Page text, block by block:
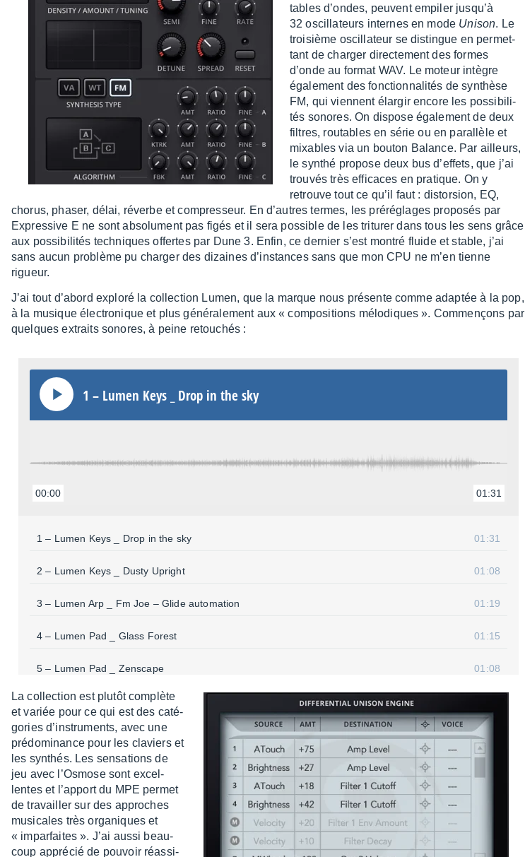
tables d’ondes, peuvent empi­ler jusqu’à
32 oscil­la­teurs internes en mode Unison. Le
troi­sième oscil­la­teur se distingue en permet­
tant de char­ger direc­te­ment des formes
d’onde au format WAV. Le moteur intègre
égale­ment des fonc­tion­na­li­tés de synthèse
FM, qui viennent élar­gir encore les possi­bi­li­
tés sonores. On dispose égale­ment de deux
filtres, routables en série ou en paral­lèle et
mixables via un bouton Balance. Par ailleurs,
le synthé propose deux bus d’ef­fets, que j’ai
trou­vés très effi­caces en pratique. On y
retrouve tout ce qu’il faut : distor­sion, EQ,
chorus, phaser, délai, réverbe et compres­seur. En d’autres termes, les préré­glages propo­sés par
Expres­sive E ne sont abso­lu­ment pas figés et il sera possible de les tritu­rer dans tous les sens grâce
aux possi­bi­li­tés tech­niques offertes par Dune 3. Enfin, ce dernier s’est montré fluide et stable, j’ai
sans aucun problème pu char­ger des dizaines d’ins­tances sans que mon CPU ne m’en tienne
rigueur.
J’ai tout d’abord exploré la collec­tion Lumen, que la marque nous présente comme adap­tée à la pop,
à la musique élec­tro­nique et plus géné­ra­le­ment aux « compo­si­tions mélo­diques ». Commençons par
quelques extraits sonores, à peine retou­chés :
1 – Lumen Keys _ Drop in the sky
00:00 01:31
1 – Lumen Keys _ Drop in the sky 01:31
2 – Lumen Keys _ Dusty Upright 01:08
3 – Lumen Arp _ Fm Joe – Glide auto­ma­tion 01:19
4 – Lumen Pad _ Glass Forest 01:15
5 – Lumen Pad _ Zens­cape 01:08
6 – Lumen Keys _ Table Choral + Bitcrush
7 – Lumen SFX _ Pixie­wave 00:29
La collec­tion est plutôt complète
et variée pour ce qui est des caté­
go­ries d’ins­tru­ments, avec une
prédo­mi­nance pour les claviers et
les synthés. Les sensa­tions de
jeu avec l’Os­mose sont excel­
lentes et l’ap­port du MPE permet
de travailler sur des approches
musi­cales très orga­niques et
« impar­faites ». J’ai aussi beau­
coup appré­cié de pouvoir réas­si­